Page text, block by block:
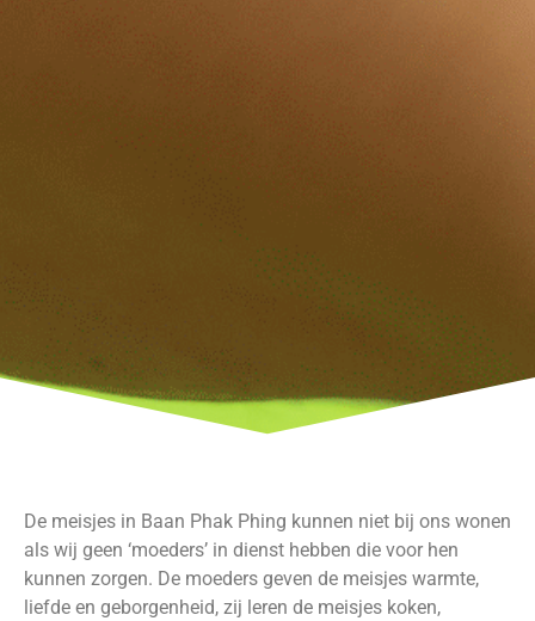
De meisjes in Baan Phak Phing kunnen niet bij ons wonen
als wij geen ‘moeders’ in dienst hebben die voor hen
kunnen zorgen. De moeders geven de meisjes warmte,
liefde en geborgenheid, zij leren de meisjes koken,